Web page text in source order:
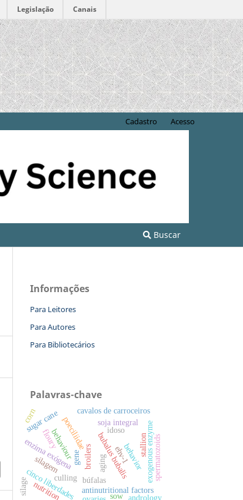
Legislação Canais
Buscar
Cadastro Acesso
Informações
Para Leitores
Para Autores
Para Bibliotecários
Palavras-chave
poeciliidae
aging
gene
búfalasbubalus bubalis
enzima exógena
soja integral
antinutritional factors
broilers exogenous enzyme
idoso
behavior
culling
cinco liberdades
behaviour
sugar cane cavalos de carroceiros
ehv-1
silagem spermatozoids
stallion
nutrition
corn
sow
floury
silage
andrology